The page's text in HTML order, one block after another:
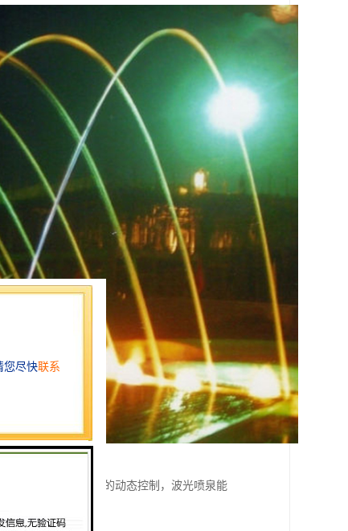
灯组，配合喷头的动态控制，波光喷泉能